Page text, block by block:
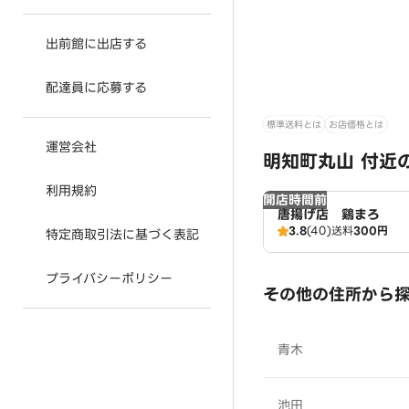
出前館に出店する
配達員に応募する
運営会社
利用規約
特定商取引法に基づく表記
プライバシーポリシー
標準送料とは お店価格とは
明知町丸山 付近
開店時間前
唐揚げ店 鷄まろ
3.8(40)送料300円
その他の住所から
青木